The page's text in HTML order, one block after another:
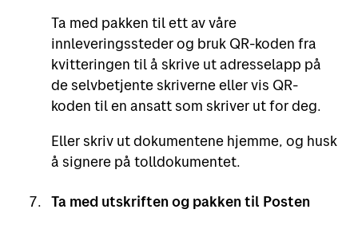
Ta med pakken til ett av våre
innleveringssteder og bruk QR-koden fra
kvitteringen til å skrive ut adresselapp på
de selvbetjente skriverne eller vis QR-
koden til en ansatt som skriver ut for deg.
Eller skriv ut dokumentene hjemme, og husk
å signere på tolldokumentet.
Ta med utskriften og pakken til Posten